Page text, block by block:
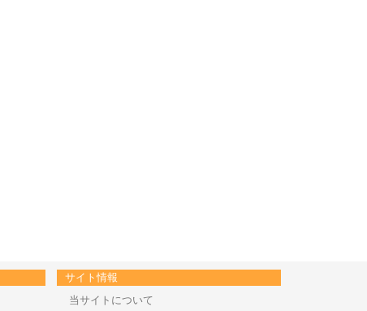
サイト情報
当サイトについて